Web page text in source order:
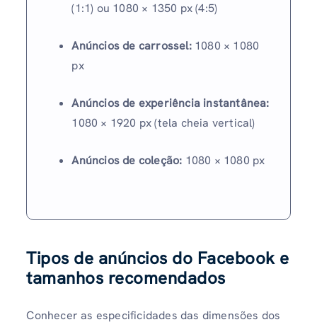
(1:1) ou 1080 × 1350 px (4:5)
Anúncios de carrossel:1080 × 1080
px
Anúncios de experiência instantânea:
1080 × 1920 px (tela cheia vertical)
Anúncios de coleção: 1080 × 1080 px
Tipos de anúncios do Facebook e
tamanhos recomendados
Conhecer as especificidades das dimensões dos